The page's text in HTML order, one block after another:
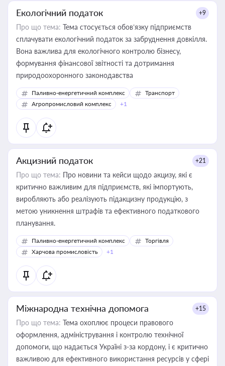
Екологічний податок +9
Про що тема: Тема стосується обов’язку підприємств
сплачувати екологічний податок за забруднення довкілля.
Вона важлива для екологічного контролю бізнесу,
формування фінансової звітності та дотримання
природоохоронного законодавства
Паливно-енергетичний комплекс
Транспорт
Агропромисловий комплекс
+1
Акцизний податок +21
Про що тема: Про новини та кейси щодо акцизу, які є
критично важливим для підприємств, які імпортують,
виробляють або реалізують підакцизну продукцію, з
метою уникнення штрафів та ефективного податкового
планування.
Паливно-енергетичний комплекс
Торгівля
Харчова промисловість
+1
Міжнародна технічна допомога +15
Про що тема: Тема охоплює процеси правового
оформлення, адміністрування і контролю технічної
допомоги, що надається Україні з-за кордону, і є критично
важливою для ефективного використання ресурсів у сфері